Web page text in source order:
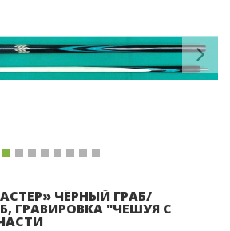
ЧЁРНЫЙ ГРАБ/
ГРАВИРОВКА "ЧЕШУЯ С